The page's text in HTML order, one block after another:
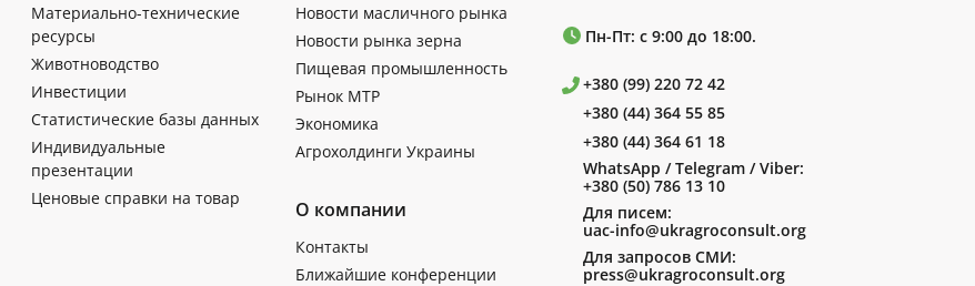
Материально-технические
ресурсы
Животноводство
Инвестиции
Статистические базы данных
Индивидуальные
презентации
Ценовые справки на товар
Новости масличного рынка
Новости рынка зерна
Пищевая промышленность
Рынок МТР
Экономика
Агрохолдинги Украины
О компании
Контакты
Ближайшие конференции
Пн-Пт: с 9:00 до 18:00.
+380 (99) 220 72 42
+380 (44) 364 55 85
+380 (44) 364 61 18
WhatsApp / Telegram / Viber:
+380 (50) 786 13 10
Для писем:
uac-info@ukragroconsult.org
Для запросов СМИ:
press@ukragroconsult.org